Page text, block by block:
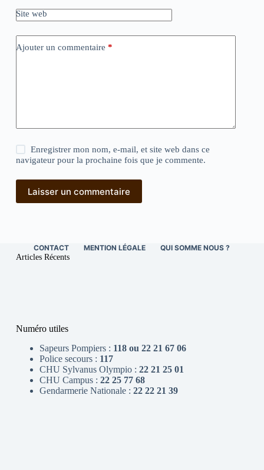
Site web
Ajouter un commentaire *
Enregistrer mon nom, e-mail, et site web dans ce
navigateur pour la prochaine fois que je commente.
Laisser un commentaire
CONTACT MENTION LÉGALE QUI SOMME NOUS ?
Articles Récents
Numéro utiles
Sapeurs Pompiers : 118 ou 22 21 67 06
Police secours : 117
CHU Sylvanus Olympio : 22 21 25 01
CHU Campus : 22 25 77 68
Gendarmerie Nationale : 22 22 21 39